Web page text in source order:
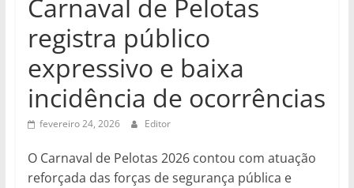
Carnaval de Pelotas
registra público
expressivo e baixa
incidência de ocorrências
fevereiro 24, 2026 Editor
O Carnaval de Pelotas 2026 contou com atuação
reforçada das forças de segurança pública e